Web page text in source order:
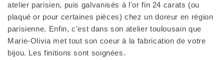
atelier parisien, puis galvanisés à l'or fin 24 carats (ou
plaqué or pour certaines pièces) chez un doreur en région
parisienne. Enfin, c'est dans son atelier toulousain que
Marie-Olivia met tout son coeur à la fabrication de votre
bijou. Les finitions sont soignées.